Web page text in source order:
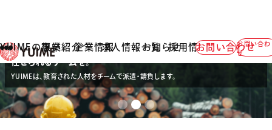
YUIMEの想い事業紹介企業情報求人情報一覧お知らせ採用情報お問い合わせお問い合わ
せ
人手不足の一次産業現場に、
任せられるチームを。
YUIMEは、教育された人材をチームで派遣・請負します。